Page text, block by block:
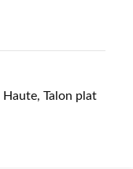
Haute, Talon plat